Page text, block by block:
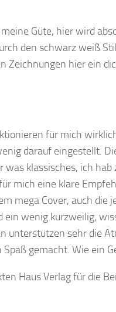
Güte, hier wird
den schwarz weiß
Zeichnungen hier ein
für mich
darauf eingestellt.
was klassisches, ich
mich eine klare
mega Cover, auch
ein wenig kurzweilig,
unterstützen sehr die
gemacht. Wie ein
Haus Verlag für die